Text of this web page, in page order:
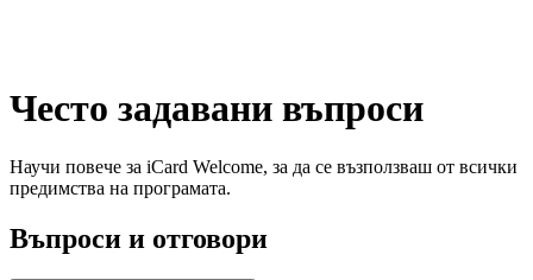
Често задавани въпроси
Научи повече за iCard Welcome, за да се възползваш от всички
предимства на програмата.
Въпроси и отговори